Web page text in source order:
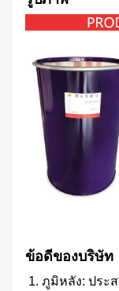
ข้อดีของบริษัท
1. ภูมิหลัง: ประ